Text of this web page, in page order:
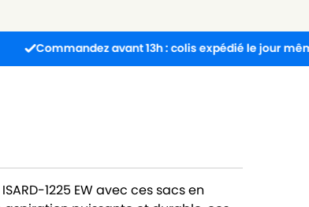
avant 13h : colis expédié le jour même.
1225 EW avec ces sacs en